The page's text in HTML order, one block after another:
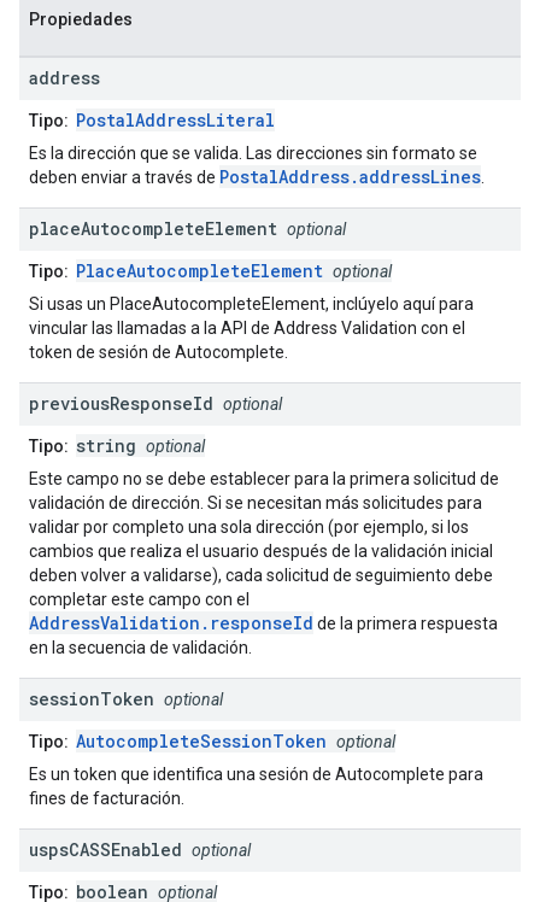
Propiedades
address
Tipo: PostalAddressLiteral
Es la dirección que se valida. Las direcciones sin formato se
deben enviar a través de PostalAddress.addressLines
placeAutocompleteElement optional
Tipo: PlaceAutocompleteElement optional
Si usas un PlaceAutocompleteElement, inclúyelo aquí para
vincular las llamadas a la API de Address Validation con el
token de sesión de Autocomplete.
previousResponseId optional
Tipo: string optional
Este campo no se debe establecer para la primera solicitud de
validación de dirección. Si se necesitan más solicitudes para
validar por completo una sola dirección (por ejemplo, si los
cambios que realiza el usuario después de la validación inicial
deben volver a validarse), cada solicitud de seguimiento debe
completar este campo con el
AddressValidation.responseId de la primera respuesta
en la secuencia de validación.
sessionToken optional
Tipo: AutocompleteSessionToken optional
Es un token que identifica una sesión de Autocomplete para
fines de facturación.
uspsCASSEnabled optional
Tipo: boolean optional